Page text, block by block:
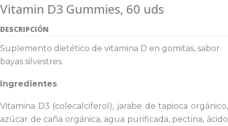
Vitamin D3 Gummies, 60 uds
DESCRIPCIÓN
Suplemento dietético de vitamina D en gomitas, sabor
bayas silvestres.
Ingredientes
Vitamina D3 (colecalciferol), jarabe de tapioca orgánico,
azúcar de caña orgánica, agua purificada, pectina, ácido